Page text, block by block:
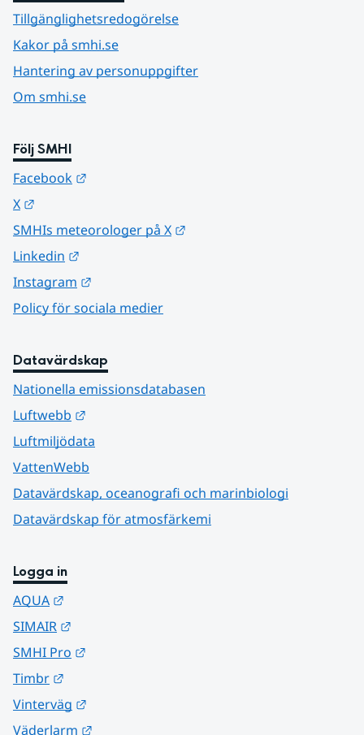
Tillgänglighetsredogörelse
Kakor på smhi.se
Hantering av personuppgifter
Om smhi.se
Följ SMHI
Facebook
X
SMHIs meteorologer på X
Linkedin
Instagram
Policy för sociala medier
Datavärdskap
Nationella emissionsdatabasen
Luftwebb
Luftmiljödata
VattenWebb
Datavärdskap, oceanografi och marinbiologi
Datavärdskap för atmosfärkemi
Logga in
AQUA
SIMAIR
SMHI Pro
Timbr
Vinterväg
Väderlarm